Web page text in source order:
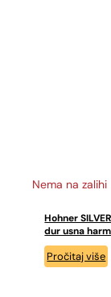
Nema na zalihi
Hohner
dur usna
Pročitaj više